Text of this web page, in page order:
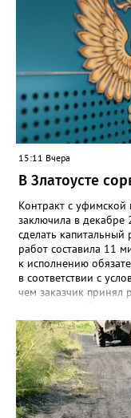
безопасную
переход пройдёт
Привычные функции
связь с учителями,
«Госуслуги Моя
собраны в одном
этом случае переход
15:11 Вчера
В Златоусте
Контракт с
заключила в
сделать
работ составила 11
к исполнению
в соответствии с
чем заказчик принял
Челябинском УФАС.
решение включить
поставщиков. В
года.